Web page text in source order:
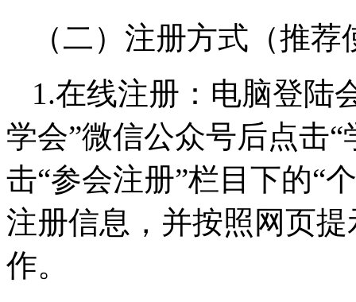
（二）注册方式（推
1.在线注册：电脑登陆
学会”微信公众号后点击
击“参会注册”栏目下的“
注册信息，并按照网页
作。